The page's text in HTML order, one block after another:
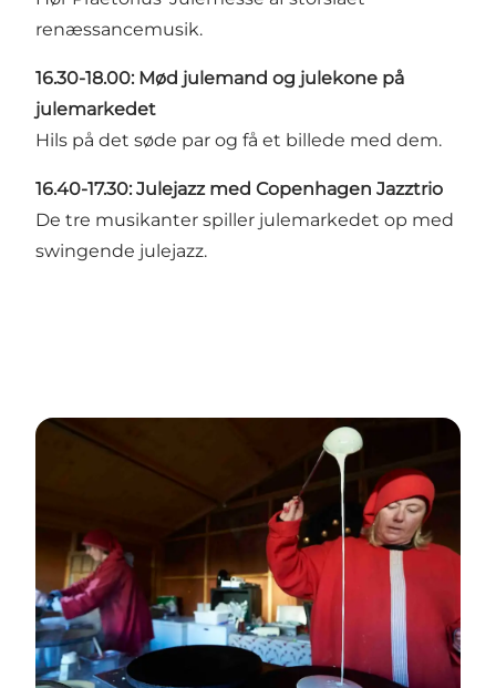
renæssancemusik.
16.30-18.00: Mød julemand og julekone på
julemarkedet
Hils på det søde par og få et billede med dem.
16.40-17.30: Julejazz med Copenhagen Jazztrio
De tre musikanter spiller julemarkedet op med
swingende julejazz.